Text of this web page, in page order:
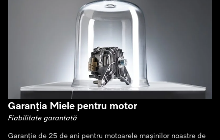
Garanția Miele pentru motor
Fiabilitate garantată
Garanție de 25 de ani pentru motoarele mașinilor noastre de